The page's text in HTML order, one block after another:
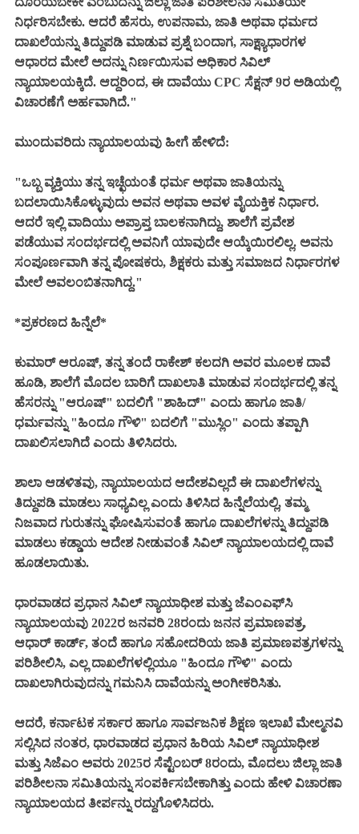
ನಿರ್ಧರಿಸಬೇಕು. ಆದರೆ ಹೆಸರು, ಉಪನಾಮ, ಜಾತಿ ಅಥವಾ ಧರ್ಮದ
ದಾಖಲೆಯನ್ನು ತಿದ್ದುಪಡಿ ಮಾಡುವ ಪ್ರಶ್ನೆ ಬಂದಾಗ, ಸಾಕ್ಷ್ಯಾಧಾರಗಳ
ಆಧಾರದ ಮೇಲೆ ಅದನ್ನು ನಿರ್ಣಯಿಸುವ ಅಧಿಕಾರ ಸಿವಿಲ್
ನ್ಯಾಯಾಲಯಕ್ಕಿದೆ. ಆದ್ದರಿಂದ, ಈ ದಾವೆಯು CPC ಸೆಕ್ಷನ್ 9ರ ಅಡಿಯಲ್ಲಿ
ವಿಚಾರಣೆಗೆ ಅರ್ಹವಾಗಿದೆ."
ಮುಂದುವರಿದು ನ್ಯಾಯಾಲಯವು ಹೀಗೆ ಹೇಳಿದೆ:
"ಒಬ್ಬ ವ್ಯಕ್ತಿಯು ತನ್ನ ಇಚ್ಛೆಯಂತೆ ಧರ್ಮ ಅಥವಾ ಜಾತಿಯನ್ನು
ಬದಲಾಯಿಸಿಕೊಳ್ಳುವುದು ಅವನ ಅಥವಾ ಅವಳ ವೈಯಕ್ತಿಕ ನಿರ್ಧಾರ.
ಆದರೆ ಇಲ್ಲಿ ವಾದಿಯು ಅಪ್ರಾಪ್ತ ಬಾಲಕನಾಗಿದ್ದು, ಶಾಲೆಗೆ ಪ್ರವೇಶ
ಪಡೆಯುವ ಸಂದರ್ಭದಲ್ಲಿ ಅವನಿಗೆ ಯಾವುದೇ ಆಯ್ಕೆಯಿರಲಿಲ್ಲ. ಅವನು
ಸಂಪೂರ್ಣವಾಗಿ ತನ್ನ ಪೋಷಕರು, ಶಿಕ್ಷಕರು ಮತ್ತು ಸಮಾಜದ ನಿರ್ಧಾರಗಳ
ಮೇಲೆ ಅವಲಂಬಿತನಾಗಿದ್ದ."
*ಪ್ರಕರಣದ ಹಿನ್ನೆಲೆ*
ಕುಮಾರ್ ಆರೂಷ್, ತನ್ನ ತಂದೆ ರಾಕೇಶ್ ಕಲದಗಿ ಅವರ ಮೂಲಕ ದಾವೆ
ಹೂಡಿ, ಶಾಲೆಗೆ ಮೊದಲ ಬಾರಿಗೆ ದಾಖಲಾತಿ ಮಾಡುವ ಸಂದರ್ಭದಲ್ಲಿ ತನ್ನ
ಹೆಸರನ್ನು "ಆರೂಷ್" ಬದಲಿಗೆ "ಶಾಹಿದ್" ಎಂದು ಹಾಗೂ ಜಾತಿ/
ಧರ್ಮವನ್ನು "ಹಿಂದೂ ಗೌಳಿ" ಬದಲಿಗೆ "ಮುಸ್ಲಿಂ" ಎಂದು ತಪ್ಪಾಗಿ
ದಾಖಲಿಸಲಾಗಿದೆ ಎಂದು ತಿಳಿಸಿದರು.
ಶಾಲಾ ಆಡಳಿತವು, ನ್ಯಾಯಾಲಯದ ಆದೇಶವಿಲ್ಲದೆ ಈ ದಾಖಲೆಗಳನ್ನು
ತಿದ್ದುಪಡಿ ಮಾಡಲು ಸಾಧ್ಯವಿಲ್ಲ ಎಂದು ತಿಳಿಸಿದ ಹಿನ್ನೆಲೆಯಲ್ಲಿ, ತಮ್ಮ
ನಿಜವಾದ ಗುರುತನ್ನು ಘೋಷಿಸುವಂತೆ ಹಾಗೂ ದಾಖಲೆಗಳನ್ನು ತಿದ್ದುಪಡಿ
ಮಾಡಲು ಕಡ್ಡಾಯ ಆದೇಶ ನೀಡುವಂತೆ ಸಿವಿಲ್ ನ್ಯಾಯಾಲಯದಲ್ಲಿ ದಾವೆ
ಹೂಡಲಾಯಿತು.
ಧಾರವಾಡದ ಪ್ರಧಾನ ಸಿವಿಲ್ ನ್ಯಾಯಾಧೀಶ ಮತ್ತು ಜೆಎಂಎಫ್‌ಸಿ
ನ್ಯಾಯಾಲಯವು 2022ರ ಜನವರಿ 28ರಂದು ಜನನ ಪ್ರಮಾಣಪತ್ರ,
ಆಧಾರ್ ಕಾರ್ಡ್, ತಂದೆ ಹಾಗೂ ಸಹೋದರಿಯ ಜಾತಿ ಪ್ರಮಾಣಪತ್ರಗಳನ್ನು
ಪರಿಶೀಲಿಸಿ, ಎಲ್ಲ ದಾಖಲೆಗಳಲ್ಲಿಯೂ "ಹಿಂದೂ ಗೌಳಿ" ಎಂದು
ದಾಖಲಾಗಿರುವುದನ್ನು ಗಮನಿಸಿ ದಾವೆಯನ್ನು ಅಂಗೀಕರಿಸಿತು.
ಆದರೆ, ಕರ್ನಾಟಕ ಸರ್ಕಾರ ಹಾಗೂ ಸಾರ್ವಜನಿಕ ಶಿಕ್ಷಣ ಇಲಾಖೆ ಮೇಲ್ಮನವಿ
ಸಲ್ಲಿಸಿದ ನಂತರ, ಧಾರವಾಡದ ಪ್ರಧಾನ ಹಿರಿಯ ಸಿವಿಲ್ ನ್ಯಾಯಾಧೀಶ
ಮತ್ತು ಸಿಜೆಎಂ ಅವರು 2025ರ ಸೆಪ್ಟೆಂಬರ್ 8ರಂದು, ಮೊದಲು ಜಿಲ್ಲಾ ಜಾತಿ
ಪರಿಶೀಲನಾ ಸಮಿತಿಯನ್ನು ಸಂಪರ್ಕಿಸಬೇಕಾಗಿತ್ತು ಎಂದು ಹೇಳಿ ವಿಚಾರಣಾ
ನ್ಯಾಯಾಲಯದ ತೀರ್ಪನ್ನು ರದ್ದುಗೊಳಿಸಿದರು.